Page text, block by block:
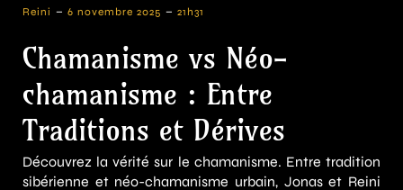
Reini - 6 novembre 2025 - 21h31
Chamanisme vs Néo-
chamanisme : Entre
Traditions et Dérives
Découvrez la vérité sur le chamanisme. Entre tradition
sibérienne et néo-chamanisme urbain, Jonas et Reini